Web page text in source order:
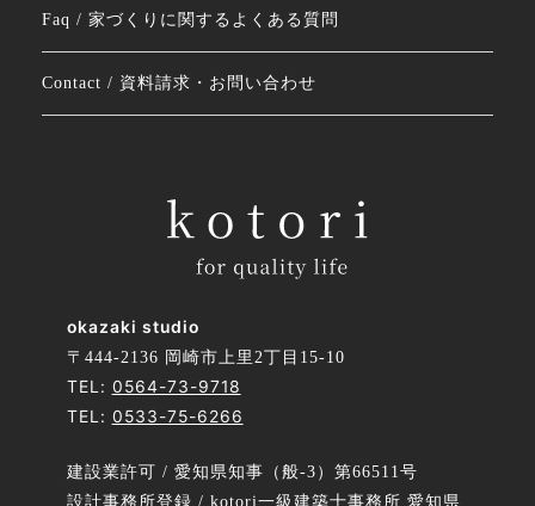
okazaki studio
〒444-2136 岡崎市上里2丁目15-10
TEL: 0564-73-9718
TEL: 0533-75-6266
建設業許可 / 愛知県知事（般-3）第66511号
設計事務所登録 / kotori一級建築士事務所 愛知県
Faq / 家づくりに関するよくある質問
Contact / 資料請求・お問い合わせ